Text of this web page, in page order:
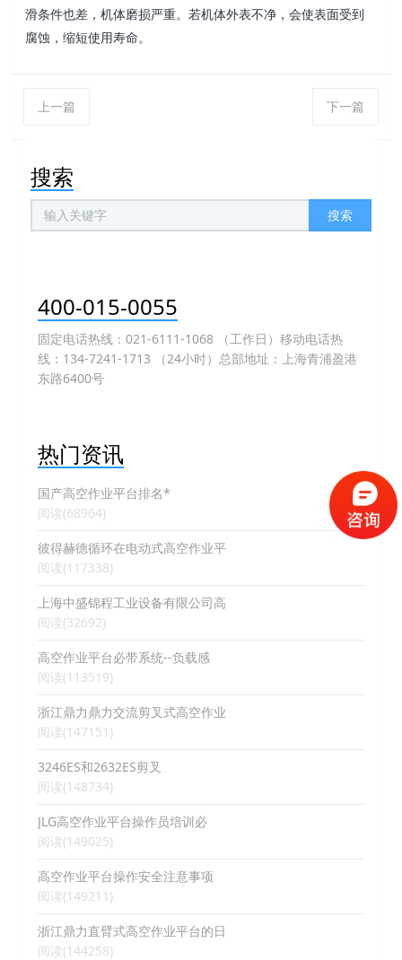
滑条件也差，机体磨损严重。若机体外表不净，会使表面受到
腐蚀，缩短使用寿命。
上一篇 下一篇
搜索
搜索
400-015-0055
固定电话热线：021-6111-1068 （工作日）移动电话热
线：134-7241-1713 （24小时）总部地址：上海青浦盈港
东路6400号
热门资讯
国产高空作业平台排名*
阅读(68964)
彼得赫德循环在电动式高空作业平
阅读(117338)
上海中盛锦程工业设备有限公司高
阅读(32692)
高空作业平台必带系统--负载感
阅读(113519)
浙江鼎力鼎力交流剪叉式高空作业
阅读(147151)
3246ES和2632ES剪叉
阅读(148734)
JLG高空作业平台操作员培训必
阅读(149025)
高空作业平台操作安全注意事项
阅读(149211)
浙江鼎力直臂式高空作业平台的日
阅读(144258)